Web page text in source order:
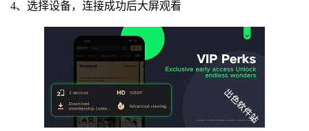
4、选择设备，连接成功后大屏观看